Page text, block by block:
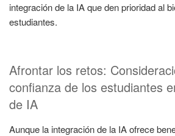
integración de la IA que den prioridad al
estudiantes.
Afrontar los retos:
confianza de los estudiantes
de IA
Aunque la integración de la IA ofrece